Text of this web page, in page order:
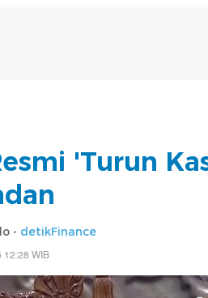
'Turun
- detikFinance
12:28 WIB